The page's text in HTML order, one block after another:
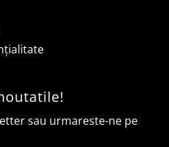
sau urmareste-ne pe